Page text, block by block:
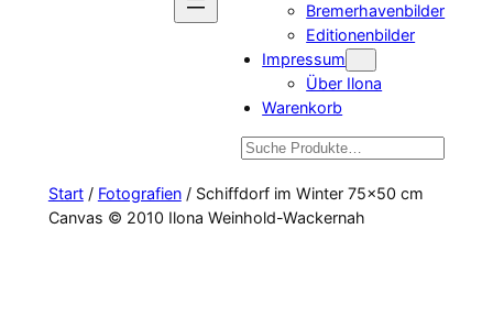
Bremerhavenbilder
Editionenbilder
Impressum
Über Ilona
Warenkorb
Suchen
Start/ Fotografien/ Schiffdorf im Winter 75×50 cm
Canvas © 2010 Ilona Weinhold-Wackernah